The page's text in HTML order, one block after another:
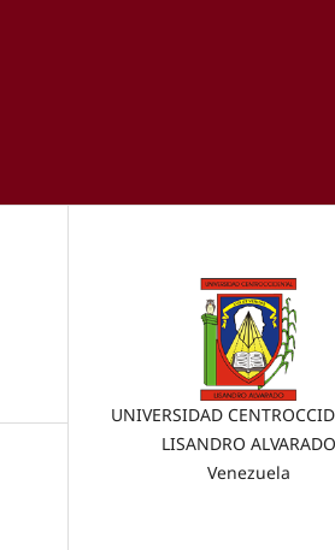
UNIVERSIDAD
LISANDRO ALVARADO
Venezuela